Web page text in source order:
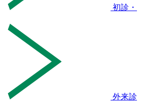
初診・
外来診